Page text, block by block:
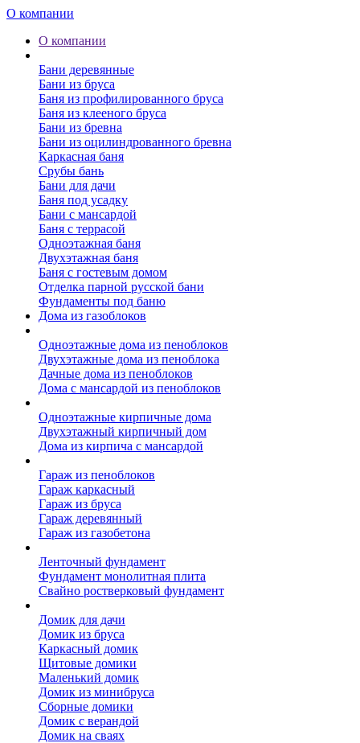
О компании
О компании
Бани деревянные
Бани из бруса
Баня из профилированного бруса
Баня из клееного бруса
Бани из бревна
Бани из оцилиндрованного бревна
Каркасная баня
Срубы бань
Бани для дачи
Баня под усадку
Бани с мансардой
Баня с террасой
Одноэтажная баня
Двухэтажная баня
Баня с гостевым домом
Отделка парной русской бани
Фундаменты под баню
Дома из газоблоков
Одноэтажные дома из пеноблоков
Двухэтажные дома из пеноблока
Дачные дома из пеноблоков
Дома с мансардой из пеноблоков
Одноэтажные кирпичные дома
Двухэтажный кирпичный дом
Дома из кирпича с мансардой
Гараж из пеноблоков
Гараж каркасный
Гараж из бруса
Гараж деревянный
Гараж из газобетона
Ленточный фундамент
Фундамент монолитная плита
Свайно ростверковый фундамент
Домик для дачи
Домик из бруса
Каркасный домик
Щитовые домики
Маленький домик
Домик из минибруса
Сборные домики
Домик с верандой
Домик на сваях